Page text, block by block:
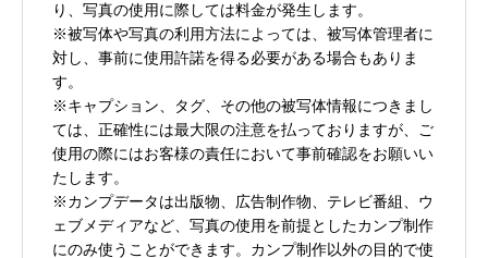
り、写真の使用に際しては料金が発生します。
※被写体や写真の利用方法によっては、被写体管理者に
対し、事前に使用許諾を得る必要がある場合もありま
す。
※キャプション、タグ、その他の被写体情報につきまし
ては、正確性には最大限の注意を払っておりますが、ご
使用の際にはお客様の責任において事前確認をお願いい
たします。
※カンプデータは出版物、広告制作物、テレビ番組、ウ
ェブメディアなど、写真の使用を前提としたカンプ制作
にのみ使うことができます。カンプ制作以外の目的で使